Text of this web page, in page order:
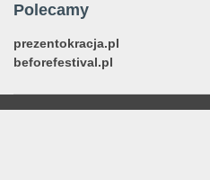
Polecamy
prezentokracja.pl
beforefestival.pl